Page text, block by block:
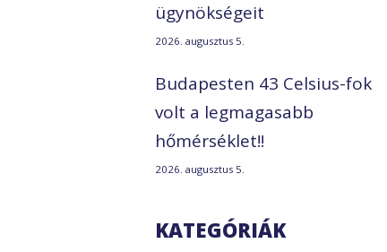
ügynökségeit
2026. augusztus 5.
Budapesten 43 Celsius-fok
volt a legmagasabb
hőmérséklet!!
2026. augusztus 5.
KATEGÓRIÁK